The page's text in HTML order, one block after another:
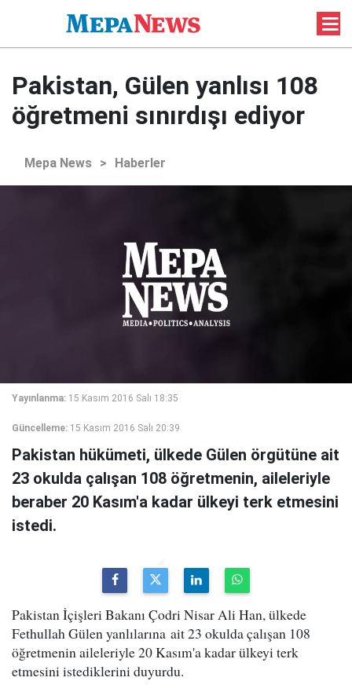
Pakistan, Gülen yanlısı 108
öğretmeni sınırdışı ediyor
Mepa News > Haberler
Yayınlanma: 15 Kasım 2016 Salı 18:35
Güncelleme: 15 Kasım 2016 Salı 20:39
Pakistan hükümeti, ülkede Gülen örgütüne ait
23 okulda çalışan 108 öğretmenin, aileleriyle
beraber 20 Kasım'a kadar ülkeyi terk etmesini
istedi.
Pakistan İçişleri Bakanı Çodri Nisar Ali Han, ülkede
Fethullah Gülen yanlılarına ait 23 okulda çalışan 108
öğretmenin aileleriyle 20 Kasım'a kadar ülkeyi terk
etmesini istediklerini duyurdu.